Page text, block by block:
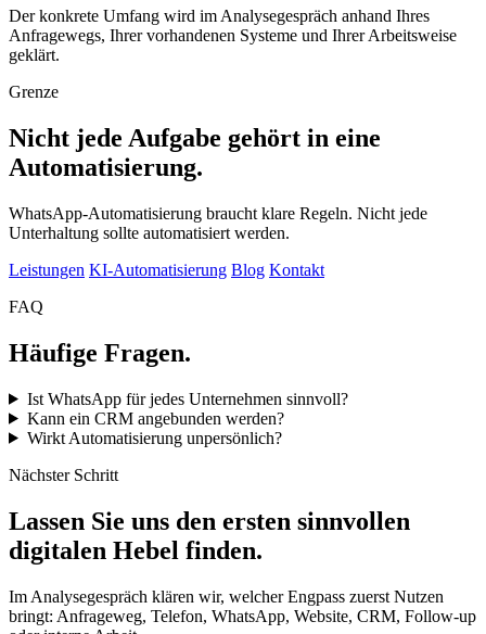
Der konkrete Umfang wird im Analysegespräch anhand Ihres
Anfragewegs, Ihrer vorhandenen Systeme und Ihrer Arbeitsweise
geklärt.
Grenze
Nicht jede Aufgabe gehört in eine
Automatisierung.
WhatsApp-Automatisierung braucht klare Regeln. Nicht jede
Unterhaltung sollte automatisiert werden.
Leistungen KI-Automatisierung Blog Kontakt
FAQ
Häufige Fragen.
Ist WhatsApp für jedes Unternehmen sinnvoll?
Kann ein CRM angebunden werden?
Wirkt Automatisierung unpersönlich?
Nächster Schritt
Lassen Sie uns den ersten sinnvollen
digitalen Hebel finden.
Im Analysegespräch klären wir, welcher Engpass zuerst Nutzen
bringt: Anfrageweg, Telefon, WhatsApp, Website, CRM, Follow-up